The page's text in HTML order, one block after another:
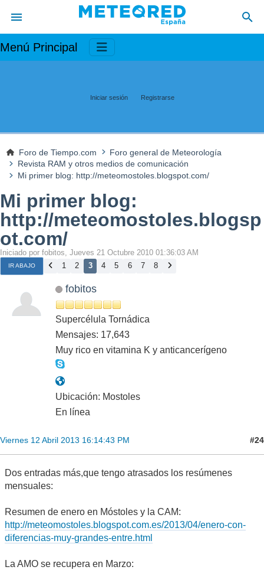
Menú Principal
Iniciar sesión Registrarse
Foro de Tiempo.com
Foro general de Meteorología
Revista RAM y otros medios de comunicación
Mi primer blog: http://meteomostoles.blogspot.com/
Mi primer blog:
http://meteomostoles.blogsp
ot.com/
Iniciado por fobitos, Jueves 21 Octubre 2010 01:36:03 AM
IR ABAJO 1 2 3 4 5 6 7 8
fobitos
Supercélula Tornádica
Mensajes: 17,643
Muy rico en vitamina K y anticancerígeno
Ubicación: Mostoles
En línea
Viernes 12 Abril 2013 16:14:43 PM #24
Dos entradas más,que tengo atrasados los resúmenes
mensuales:
Resumen de enero en Móstoles y la CAM:
http://meteomostoles.blogspot.com.es/2013/04/enero-con-
diferencias-muy-grandes-entre.html
La AMO se recupera en Marzo: